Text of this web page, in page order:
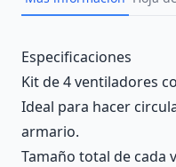
Description
Especificaciones
Kit de 4 ventiladores
Ideal para hacer
armario.
Tamaño total de cada